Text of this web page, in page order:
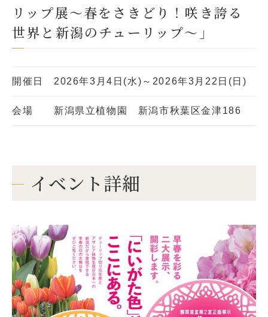
リップ展～春をさきどり！咲き誇る
世界と新潟のチューリップ～」
開催日 2026年3月4日(水)～2026年3月22日(日)
会場 新潟県立植物園 新潟市秋葉区金津186
イベント詳細